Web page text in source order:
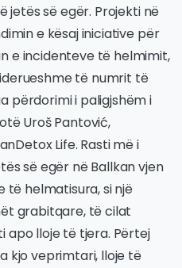
jetës së egër. Projekti në
e kësaj iniciative për
e incidenteve të helmimit,
të numrit të
përdorimi i paligjshëm i
Uroš Pantović,
Life. Rasti më i
së egër në Ballkan vjen
helmatisura, si një
grabitqare, të cilat
apo lloje të tjera. Përtej
kjo veprimtari, lloje të